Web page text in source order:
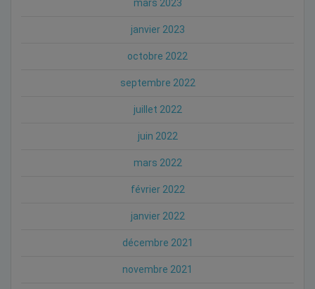
mars 2023
janvier 2023
octobre 2022
septembre 2022
juillet 2022
juin 2022
mars 2022
février 2022
janvier 2022
décembre 2021
novembre 2021